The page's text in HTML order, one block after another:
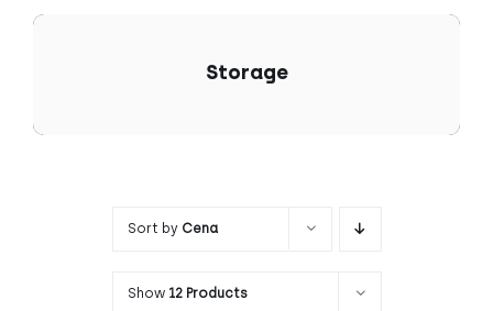
Storage
Sort by Cena
Show 12 Products